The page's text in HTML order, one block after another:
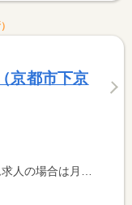
京都市下京
合は時間額を表示しています。